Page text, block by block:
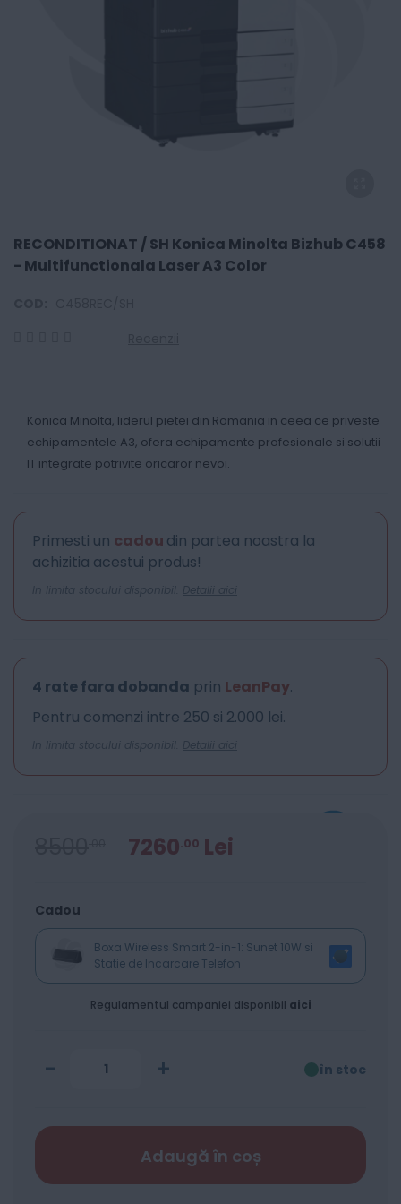
RECONDITIONAT / SH Konica Minolta Bizhub C458
- Multifunctionala Laser A3 Color
Konica Minolta, liderul pietei din Romania in ceea ce priveste
echipamentele A3, ofera echipamente profesionale si solutii
IT integrate potrivite oricaror nevoi.
Primesti un cadou din partea noastra la
achizitia acestui produs!
In limita stocului disponibil. Detalii aici
4 rate fara dobanda prin LeanPay.
Pentru comenzi intre 250 si 2.000 lei.
In limita stocului disponibil. Detalii aici
7260 00 Lei
Cadou
Boxa Wireless Smart 2-in-1: Sunet 10W si
Statie de Incarcare Telefon
Regulamentul campaniei disponibil aici
- + în stoc
Adaugă în coș